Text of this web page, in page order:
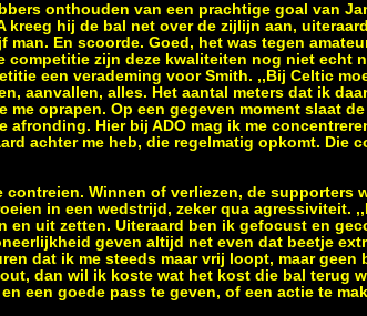
onthouden van een prachtige goal van
kreeg hij de bal net over de zijlijn aan,
man. En scoorde. Goed, het was tegen
competitie zijn deze kwaliteiten nog niet echt
een verademing voor Smith. ,,Bij Celtic
aanvallen, alles. Het aantal meters dat ik
oprapen. Op een gegeven moment slaat
afronding. Hier bij ADO mag ik me
achter me heb, die regelmatig opkomt. Die
Winnen of verliezen, de supporters
in een wedstrijd, zeker qua agressiviteit.
en uit zetten. Uiteraard ben ik gefocust en
geven altijd net even dat beetje
dat ik me steeds maar vrij loopt, maar geen
dan wil ik koste wat het kost die bal terug
een goede pass te geven, of een actie te